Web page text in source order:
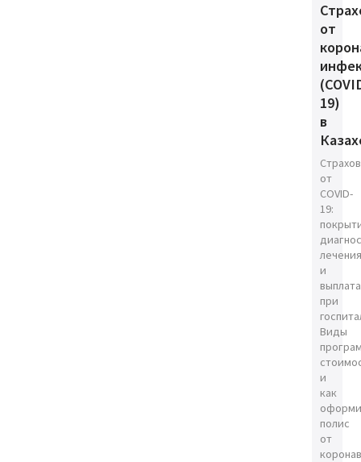
от
19)
в
от
COVID-
19:
лечения
и
выплата
при
Виды
и
как
полис
от